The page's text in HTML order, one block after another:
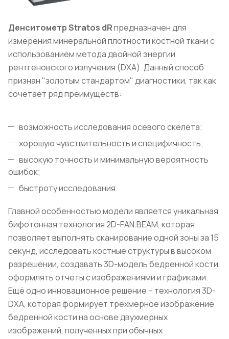
Денситометр Stratos dRпредназначен для
измерения минеральной плотности костной ткани с
использованием метода двойной энергии
рентгеновского излучения (DXA). Данный способ
признан "золотым стандартом" диагностики, так как
сочетает ряд преимуществ:
возможность исследования осевого скелета;
хорошую чувствительность и специфичность;
высокую точность и минимальную вероятность
ошибок;
быстроту исследования.
Главной особенностью модели является уникальная
бифотонная технология 2D-FAN.BEAM, которая
позволяет выполнять сканирование одной зоны за 15
секунд, исследовать костные структуры в высоком
разрешении, создавать 3D-модель бедренной кости,
оформлять отчеты с изображениями и графиками.
Ещё одно инновационное решение – технология 3D-
DXA, которая формирует трёхмерное изображение
бедренной кости на основе двухмерных
изображений, полученных при обычных